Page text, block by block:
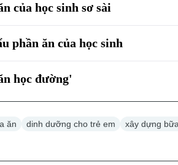
của học sinh sơ sài
phần ăn của học sinh
học đường'
ăn dinh dưỡng cho trẻ em xây dựng